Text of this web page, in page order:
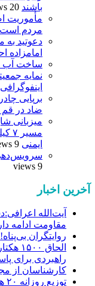
باشند 20 views
مأموریت
مردم است
دعوتید
امامزاده
ساخت آب
اینفوگرافی
برپایی
ضاد در قم
میزبانی
ایمنی 9 views
سرویس‌دهی
9 views
آخرین اخبار
آیت‌الله
مقاومت ادامه
روایتگران بی‌پناه!
راهبردی برای
کارشناسان از